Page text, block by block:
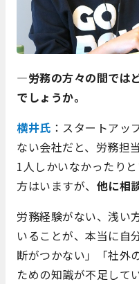
―労務の方々の間では
でしょうか。
横井氏 ：スタートアッ
ない会社だと、労務担
1人しかいなかったり
方はいますが、 他に相
労務経験がない、浅い
いることが、本当に自
断がつかない」「社外
ための知識が不足して